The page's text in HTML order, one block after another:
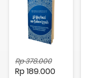
Rp 378.000
Rp 189.000